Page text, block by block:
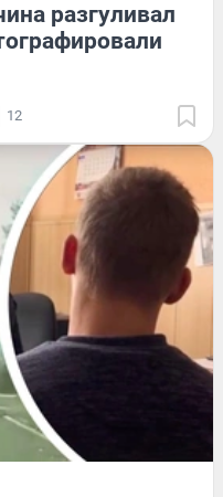
разгуливал
12